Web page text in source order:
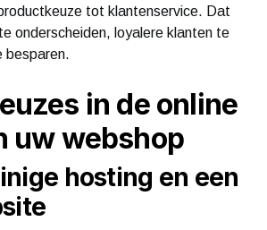
tot klantenservice. Dat
onderscheiden, loyalere klanten te
besparen.
in de online
uw webshop
hosting en een